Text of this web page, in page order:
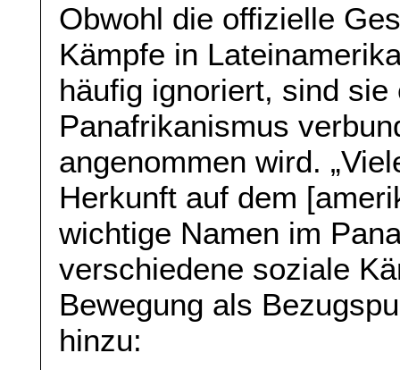
Obwohl die offizielle
Kämpfe in
häufig ignoriert, sind sie
Panafrikanismus
angenommen wird.
Herkunft auf dem
wichtige Namen im
verschiedene soziale
Bewegung als
hinzu: